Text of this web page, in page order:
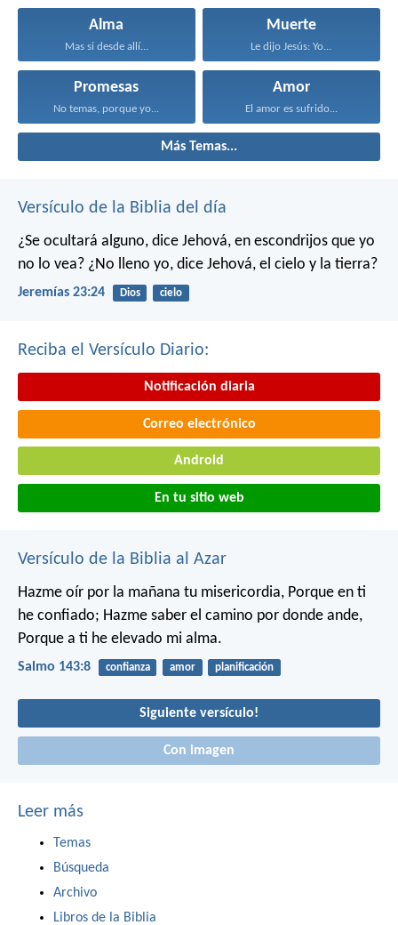
Alma
Mas si desde allí...
Muerte
Le dijo Jesús: Yo...
Promesas
No temas, porque yo...
Amor
El amor es sufrido...
Más Temas...
Versículo de la Biblia del día
¿Se ocultará alguno, dice Jehová, en escondrijos que yo
no lo vea? ¿No lleno yo, dice Jehová, el cielo y la tierra?
Jeremías 23:24 Dios cielo
Reciba el Versículo Diario:
Notificación diaria
Correo electrónico
Android
En tu sitio web
Versículo de la Biblia al Azar
Hazme oír por la mañana tu misericordia, Porque en ti
he confiado; Hazme saber el camino por donde ande,
Porque a ti he elevado mi alma.
Salmo 143:8 confianza amor planificación
Siguiente versículo!
Con imagen
Leer más
Temas
Búsqueda
Archivo
Libros de la Biblia